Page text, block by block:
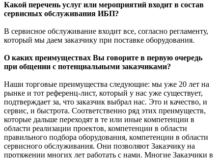
Какой перечень услуг или мероприятий входит в состав
сервисных обслуживания ИБП?
В сервисное обслуживание входит все, согласно регламенту,
который мы даем заказчику при поставке оборудования.
О каких преимуществах Вы говорите в первую очередь
при общении с потенциальными заказчиками?
Наши торговые преимущества следующие: мы уже 20 лет на
рынке и тот референц-лист, который у нас уже существует,
подтверждает за, что заказчик выбрал нас. Это и качество, и
сервис, и быстрота. Соответственно ряд этих преимуществ,
которые дальше переходят в те или иные компетенции в
области реализации проектов, компетенции в области
правильного подбора оборудования, компетенции в области
сервисного обслуживания. Они позволяют Заказчику на
протяжении многих лет работать с нами. Многие Заказчики в